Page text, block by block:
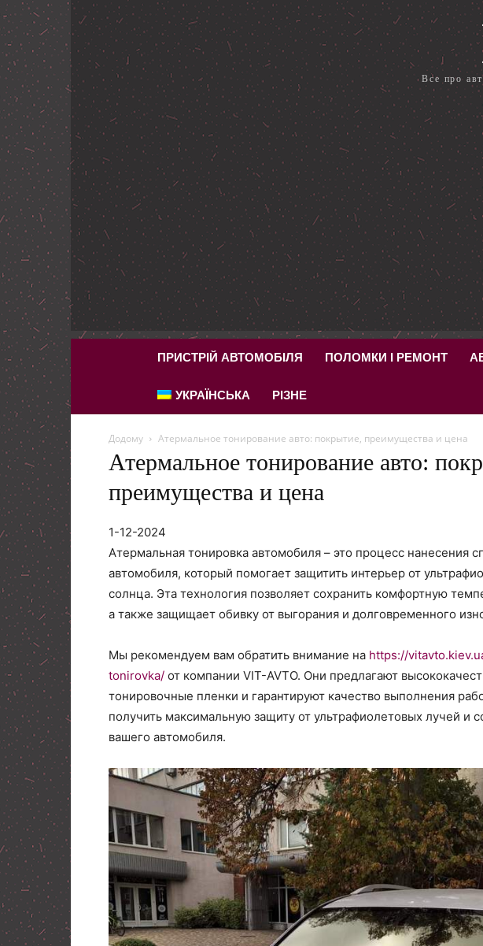
Все про
ПРИСТРІЙ АВТОМОБІЛЯ ПОЛОМКИ І РЕМОНТ
УКРАЇНСЬКА РІЗНЕ
Додому Атермальное тонирование авто: покрытие, преимущества и цена
Атермальное тонирование авто:
преимущества и цена
1-12-2024
Атермальная тонировка автомобиля – это процесс нанесения
автомобиля, который помогает защитить интерьер от
солнца. Эта технология позволяет сохранить комфортную
а также защищает обивку от выгорания и долговременного
Мы рекомендуем вам обратить внимание на https://
tonirovka/ от компании VIT-AVTO. Они предлагают
тонировочные пленки и гарантируют качество выполнения
получить максимальную защиту от ультрафиолетовых лучей и
вашего автомобиля.